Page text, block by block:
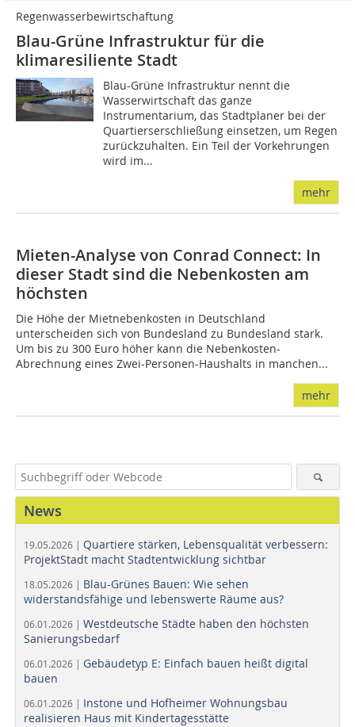
Regenwasserbewirtschaftung
Blau-Grüne Infrastruktur für die
klimaresiliente Stadt
Blau-Grüne Infrastruktur nennt die
Wasserwirtschaft das ganze
Instrumentarium, das Stadtplaner bei der
Quartiers­erschließung einsetzen, um Regen
zurückzuhalten. Ein Teil der Vorkehrungen
wird im...
mehr
Mieten-Analyse von Conrad Connect: In
dieser Stadt sind die Nebenkosten am
höchsten
Die Höhe der Mietnebenkosten in Deutschland
unterscheiden sich von Bundesland zu Bundesland stark.
Um bis zu 300 Euro höher kann die Nebenkosten-
Abrechnung eines Zwei-Personen-Haushalts in manchen...
mehr
News
19.05.2026 | Quartiere stärken, Lebensqualität verbessern:
ProjektStadt macht Stadtentwicklung sichtbar
18.05.2026 | Blau-Grünes Bauen: Wie sehen
widerstandsfähige und lebenswerte Räume aus?
06.01.2026 | Westdeutsche Städte haben den höchsten
Sanierungsbedarf
06.01.2026 | Gebäudetyp E: Einfach bauen heißt digital
bauen
06.01.2026 | Instone und Hofheimer Wohnungsbau
realisieren Haus mit Kindertagesstätte